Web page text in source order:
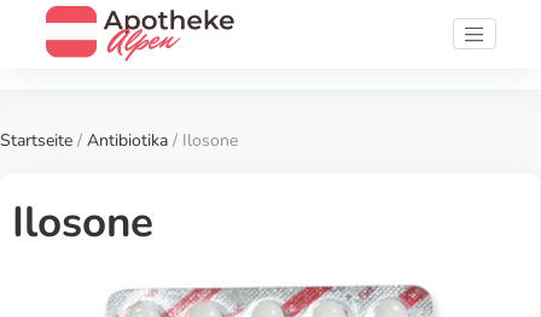
Startseite / Antibiotika / Ilosone
Ilosone